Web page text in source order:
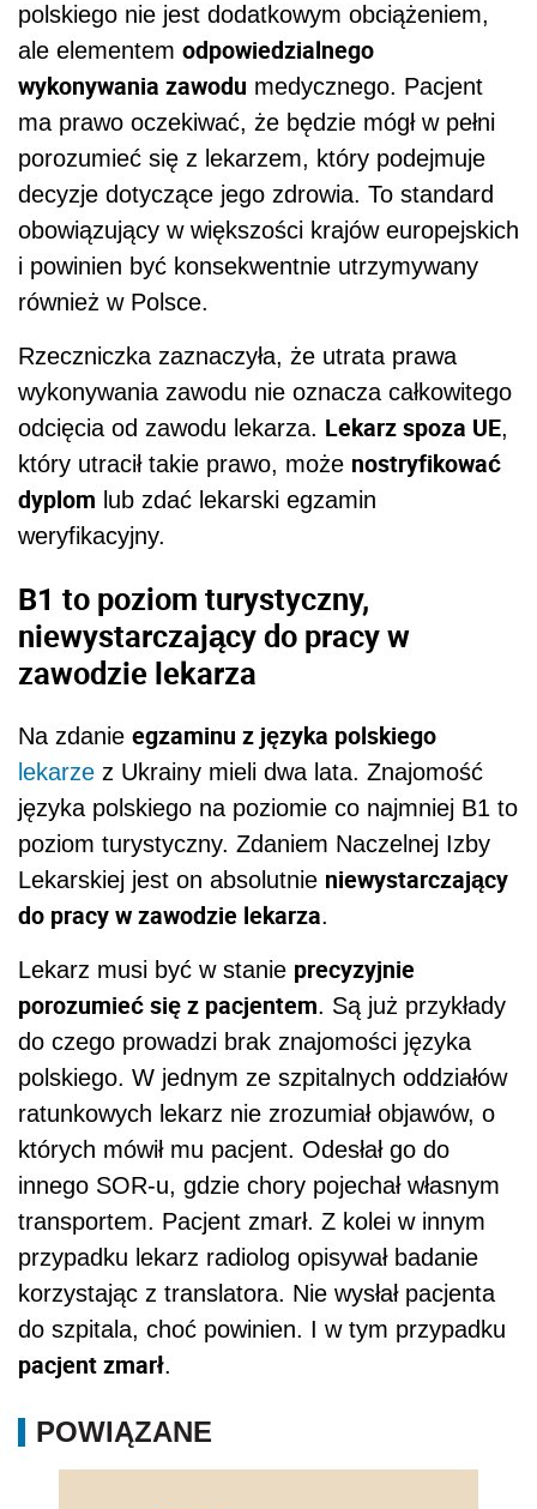
polskiego nie jest dodatkowym obciążeniem,
ale elementem odpowiedzialnego
wykonywania zawodu medycznego. Pacjent
ma prawo oczekiwać, że będzie mógł w pełni
porozumieć się z lekarzem, który podejmuje
decyzje dotyczące jego zdrowia. To standard
obowiązujący w większości krajów europejskich
i powinien być konsekwentnie utrzymywany
również w Polsce.
Rzeczniczka zaznaczyła, że utrata prawa
wykonywania zawodu nie oznacza całkowitego
odcięcia od zawodu lekarza. Lekarz spoza UE,
który utracił takie prawo, może nostryfikować
dyplom lub zdać lekarski egzamin
weryfikacyjny.
B1 to poziom turystyczny,
niewystarczający do pracy w
zawodzie lekarza
Na zdanie egzaminu z języka polskiego
lekarze z Ukrainy mieli dwa lata. Znajomość
języka polskiego na poziomie co najmniej B1 to
poziom turystyczny. Zdaniem Naczelnej Izby
Lekarskiej jest on absolutnie niewystarczający
do pracy w zawodzie lekarza.
Lekarz musi być w stanie precyzyjnie
porozumieć się z pacjentem. Są już przykłady
do czego prowadzi brak znajomości języka
polskiego. W jednym ze szpitalnych oddziałów
ratunkowych lekarz nie zrozumiał objawów, o
których mówił mu pacjent. Odesłał go do
innego SOR-u, gdzie chory pojechał własnym
transportem. Pacjent zmarł. Z kolei w innym
przypadku lekarz radiolog opisywał badanie
korzystając z translatora. Nie wysłał pacjenta
do szpitala, choć powinien. I w tym przypadku
pacjent zmarł.
POWIĄZANE